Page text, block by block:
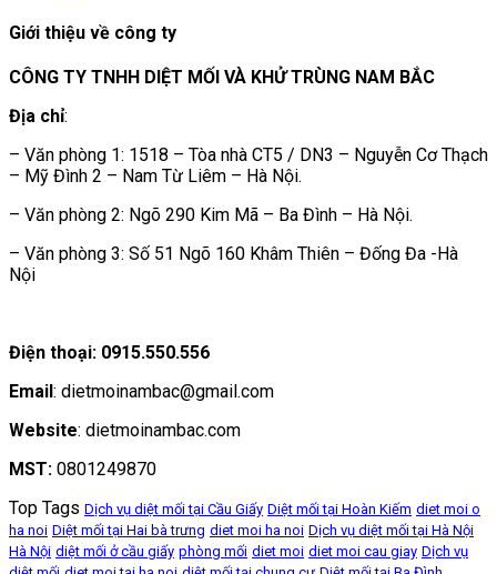
Giới thiệu về công ty
CÔNG TY TNHH DIỆT MỐI VÀ KHỬ TRÙNG NAM BẮC
Địa chỉ:
– Văn phòng 1: 1518 – Tòa nhà CT5 / DN3 – Nguyễn Cơ Thạch
– Mỹ Đình 2 – Nam Từ Liêm – Hà Nội.
– Văn phòng 2: Ngõ 290 Kim Mã – Ba Đình – Hà Nội.
– Văn phòng 3: Số 51 Ngõ 160 Khâm Thiên – Đống Đa -Hà
Nội
Điện thoại: 0915.550.556
Email: dietmoinambac@gmail.com
Website: dietmoinambac.com
MST: 0801249870
Top Tags Dịch vụ diệt mối tại Cầu Giấy Diệt mối tại Hoàn Kiếm diet moi o
ha noi Diệt mối tại Hai bà trưng diet moi ha noi Dịch vụ diệt mối tại Hà Nội
Hà Nội diệt mối ở cầu giấy phòng mối diet moi diet moi cau giay Dịch vụ